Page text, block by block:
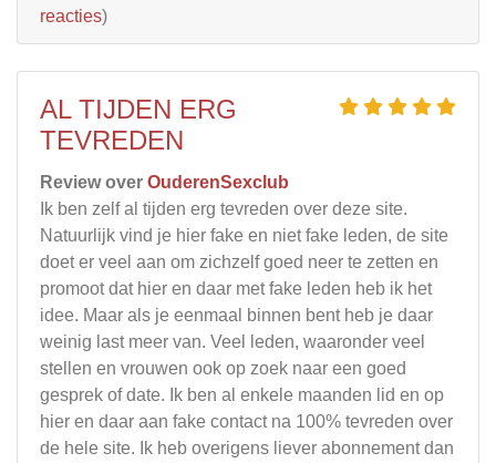
reacties)
AL TIJDEN ERG
TEVREDEN
Review over OuderenSexclub
Ik ben zelf al tijden erg tevreden over deze site.
Natuurlijk vind je hier fake en niet fake leden, de site
doet er veel aan om zichzelf goed neer te zetten en
promoot dat hier en daar met fake leden heb ik het
idee. Maar als je eenmaal binnen bent heb je daar
weinig last meer van. Veel leden, waaronder veel
stellen en vrouwen ook op zoek naar een goed
gesprek of date. Ik ben al enkele maanden lid en op
hier en daar aan fake contact na 100% tevreden over
de hele site. Ik heb overigens liever abonnement dan